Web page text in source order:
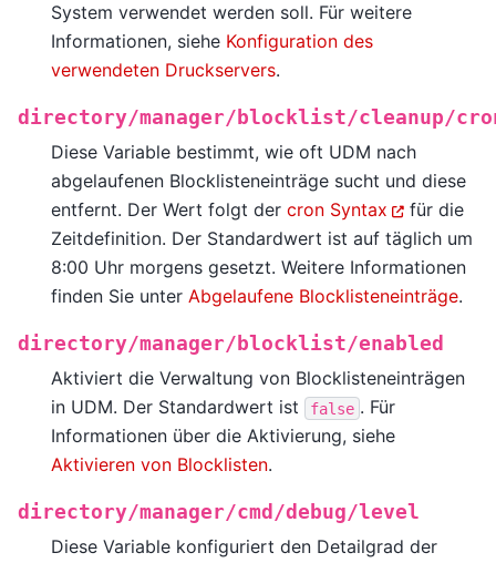
System verwendet werden soll. Für weitere
Informationen, siehe Konfiguration des
verwendeten Druckservers.
directory/manager/blocklist/cleanup/
Diese Variable bestimmt, wie oft UDM nach
abgelaufenen Blocklisteneinträge sucht und diese
entfernt. Der Wert folgt der cron Syntax
für die
Zeitdefinition. Der Standardwert ist auf täglich um
8:00 Uhr morgens gesetzt. Weitere Informationen
finden Sie unter Abgelaufene Blocklisteneinträge.
directory/manager/blocklist/enabled
Aktiviert die Verwaltung von Blocklisteneinträgen
in UDM. Der Standardwert ist
false . Für
Informationen über die Aktivierung, siehe
Aktivieren von Blocklisten.
directory/manager/cmd/debug/level
Diese Variable konfiguriert den Detailgrad der